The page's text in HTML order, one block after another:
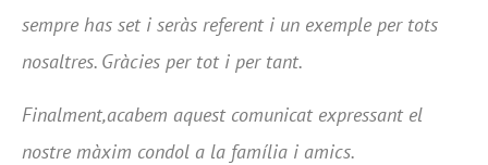
sempre has set i seràs referent i un exemple per tots
nosaltres. Gràcies per tot i per tant.
Finalment,acabem aquest comunicat expressant el
nostre màxim condol a la família i amics.